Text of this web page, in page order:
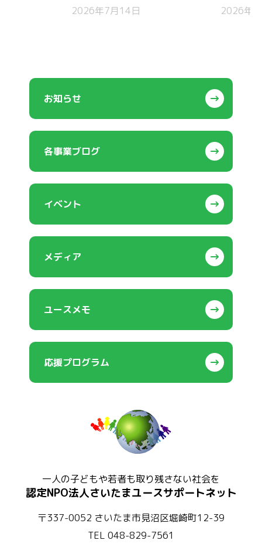
世界一周！」 が放送されま
2026年7月14日
周！」 にラジオ出演
2026年6
お知らせ
各事業ブログ
イベント
メディア
ユースメモ
応援プログラム
一人の子どもや若者も取り残さない社会を
認定NPO法人さいたまユースサポートネット
〒337-0052 さいたま市見沼区堀崎町12-39
TEL 048-829-7561